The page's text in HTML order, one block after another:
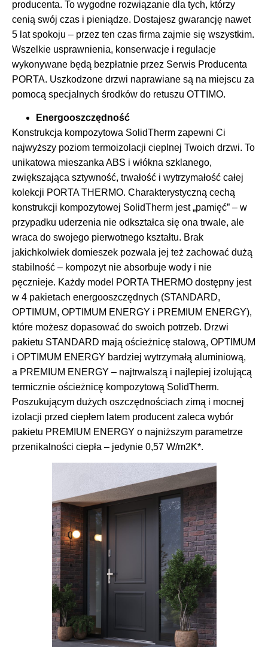
producenta. To wygodne rozwiązanie dla tych, którzy
cenią swój czas i pieniądze. Dostajesz gwarancję nawet
5 lat spokoju – przez ten czas firma zajmie się wszystkim.
Wszelkie usprawnienia, konserwacje i regulacje
wykonywane będą bezpłatnie przez Serwis Producenta
PORTA. Uszkodzone drzwi naprawiane są na miejscu za
pomocą specjalnych środków do retuszu OTTIMO.
Energooszczędność
Konstrukcja kompozytowa SolidTherm zapewni Ci
najwyższy poziom termoizolacji cieplnej Twoich drzwi. To
unikatowa mieszanka ABS i włókna szklanego,
zwiększająca sztywność, trwałość i wytrzymałość całej
kolekcji PORTA THERMO. Charakterystyczną cechą
konstrukcji kompozytowej SolidTherm jest „pamięć” – w
przypadku uderzenia nie odkształca się ona trwale, ale
wraca do swojego pierwotnego kształtu. Brak
jakichkolwiek domieszek pozwala jej też zachować dużą
stabilność – kompozyt nie absorbuje wody i nie
pęcznieje. Każdy model PORTA THERMO dostępny jest
w 4 pakietach energooszczędnych (STANDARD,
OPTIMUM, OPTIMUM ENERGY i PREMIUM ENERGY),
które możesz dopasować do swoich potrzeb. Drzwi
pakietu STANDARD mają ościeżnicę stalową, OPTIMUM
i OPTIMUM ENERGY bardziej wytrzymałą aluminiową,
a PREMIUM ENERGY – najtrwalszą i najlepiej izolującą
termicznie ościeżnicę kompozytową SolidTherm.
Poszukującym dużych oszczędnościach zimą i mocnej
izolacji przed ciepłem latem producent zaleca wybór
pakietu PREMIUM ENERGY o najniższym parametrze
przenikalności ciepła – jedynie 0,57 W/m2K*.